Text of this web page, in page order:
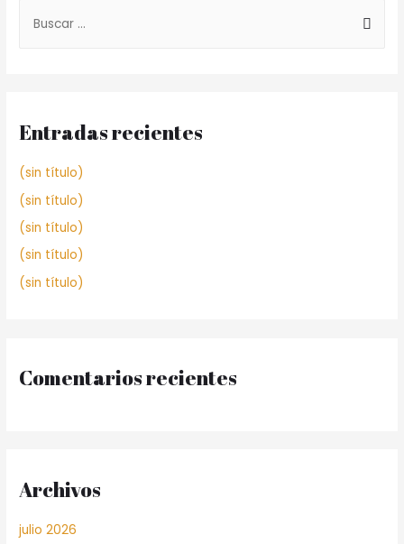
Entradas recientes
(sin título)
(sin título)
(sin título)
(sin título)
(sin título)
Comentarios recientes
Archivos
julio 2026